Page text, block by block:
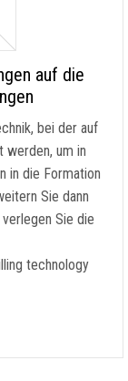
auf die
bei der auf
werden, um in
in die Formation
Sie dann
Sie die
technology